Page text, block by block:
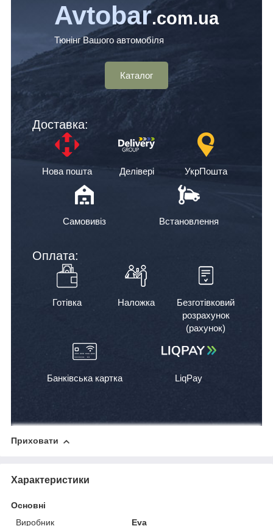
Avtobar.com.ua
Тюнінг Вашого автомобіля
Каталог
Доставка:
Нова пошта Делівері УкрПошта
Самовивіз Встановлення
Оплата:
Готівка Наложка
Безготівковий
розрахунок
(рахунок)
Банківська картка LiqPay
Приховати
Характеристики
Основні
Виробник
Eva